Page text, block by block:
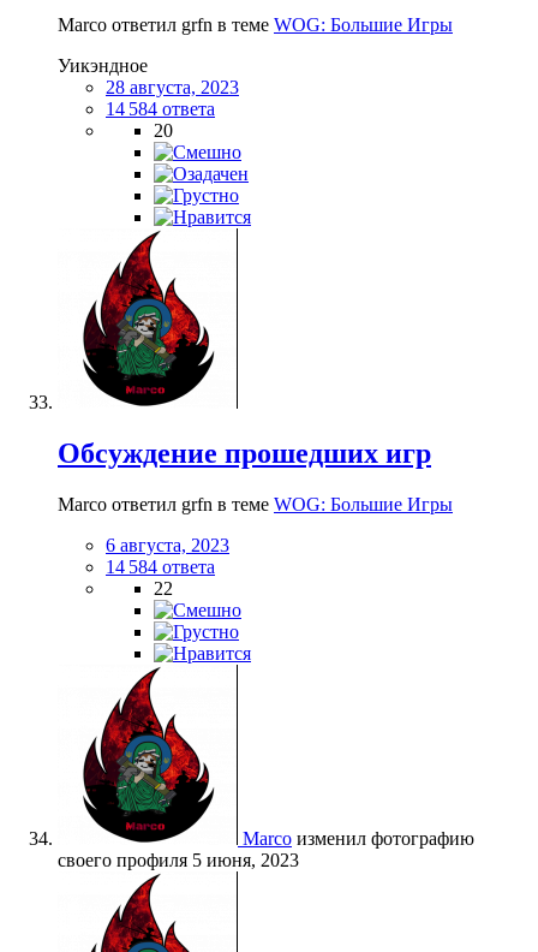
Marco ответил grfn в теме WOG: Большие Игры
Уикэндное
28 августа, 2023
14 584 ответа
20
Обсуждение прошедших игр
Marco ответил grfn в теме WOG: Большие Игры
6 августа, 2023
14 584 ответа
22
Marco изменил фотографию
своего профиля 5 июня, 2023